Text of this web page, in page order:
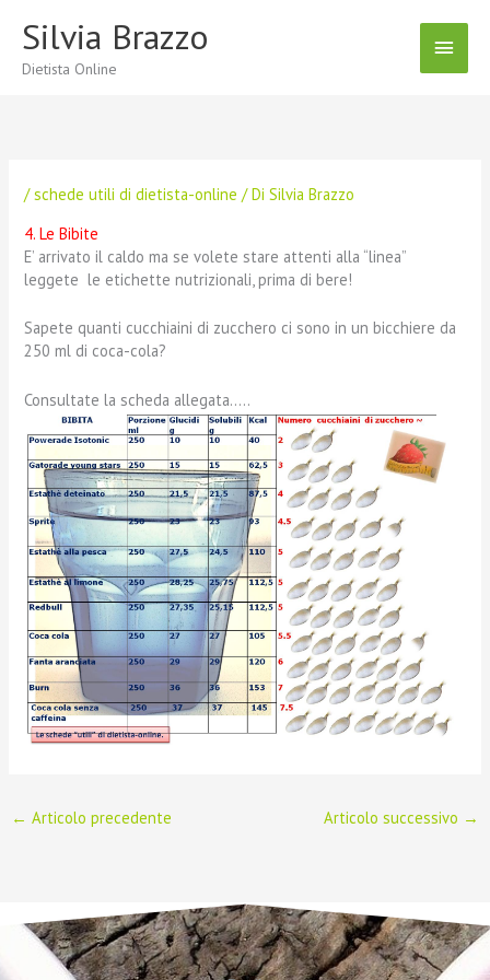
contenuto
Silvia Brazzo
Dietista Online
Menu
/schede utili di dietista-online / DiSilvia Brazzo
4. Le Bibite
E’ arrivato il caldo ma se volete stare attenti alla “linea”
leggete le etichette nutrizionali, prima di bere!
Sapete quanti cucchiaini di zucchero ci sono in un bicchiere da
250 ml di coca-cola?
Consultate la scheda allegata…..
← Articolo precedente Articolo successivo →